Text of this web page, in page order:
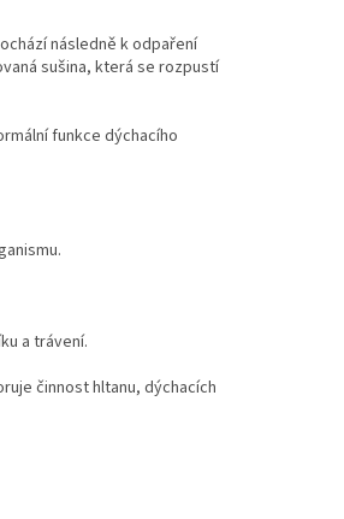
následně k odpaření
sušina, která se rozpustí
funkce dýchacího
a trávení.
činnost hltanu, dýchacích